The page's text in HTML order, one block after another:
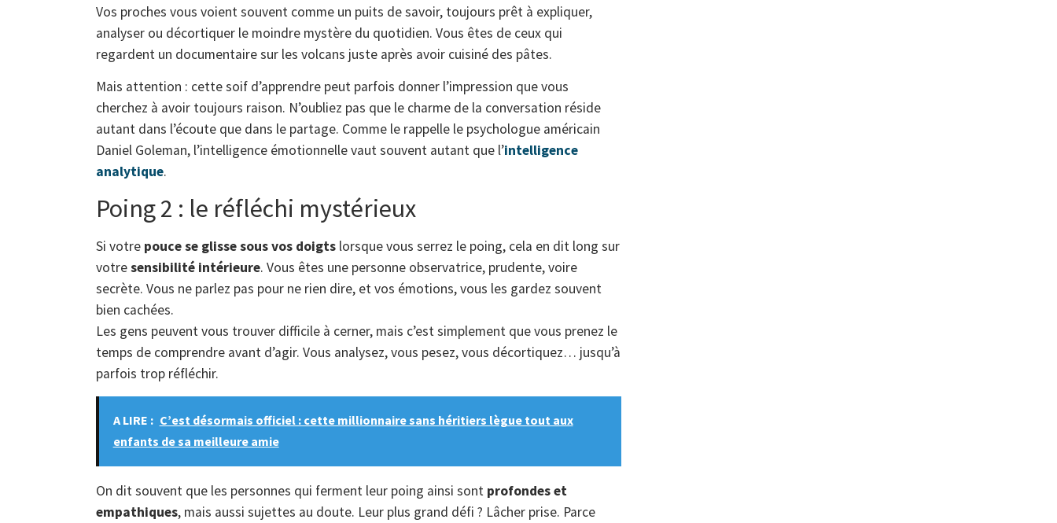
Vos proches vous voient souvent comme un puits de savoir, toujours prêt à expliquer,
analyser ou décortiquer le moindre mystère du quotidien. Vous êtes de ceux qui
regardent un documentaire sur les volcans juste après avoir cuisiné des pâtes.
Mais attention : cette soif d’apprendre peut parfois donner l’impression que vous
cherchez à avoir toujours raison. N’oubliez pas que le charme de la conversation réside
autant dans l’écoute que dans le partage. Comme le rappelle le psychologue américain
Daniel Goleman, l’intelligence émotionnelle vaut souvent autant que l’intelligence
analytique.
Poing 2 : le réfléchi mystérieux
Si votre pouce se glisse sous vos doigts lorsque vous serrez le poing, cela en dit long sur
votresensibilité intérieure. Vous êtes une personne observatrice, prudente, voire
secrète. Vous ne parlez pas pour ne rien dire, et vos émotions, vous les gardez souvent
bien cachées.
Les gens peuvent vous trouver difficile à cerner, mais c’est simplement que vous prenez le
temps de comprendre avant d’agir. Vous analysez, vous pesez, vous décortiquez… jusqu’à
parfois trop réfléchir.
A LIRE : C’est désormais officiel : cette millionnaire sans héritiers lègue tout aux
enfants de sa meilleure amie
On dit souvent que les personnes qui ferment leur poing ainsi sont profondes et
empathiques, mais aussi sujettes au doute. Leur plus grand défi ? Lâcher prise. Parce